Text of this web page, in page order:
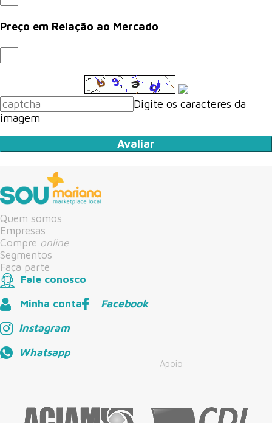
Preço em Relação ao Mercado
Digite os caracteres da
imagem
Avaliar
Quem somos
Empresas
Compre online
Segmentos
Faça parte
Fale conosco
Minha conta
Facebook
Instagram
Whatsapp
Apoio